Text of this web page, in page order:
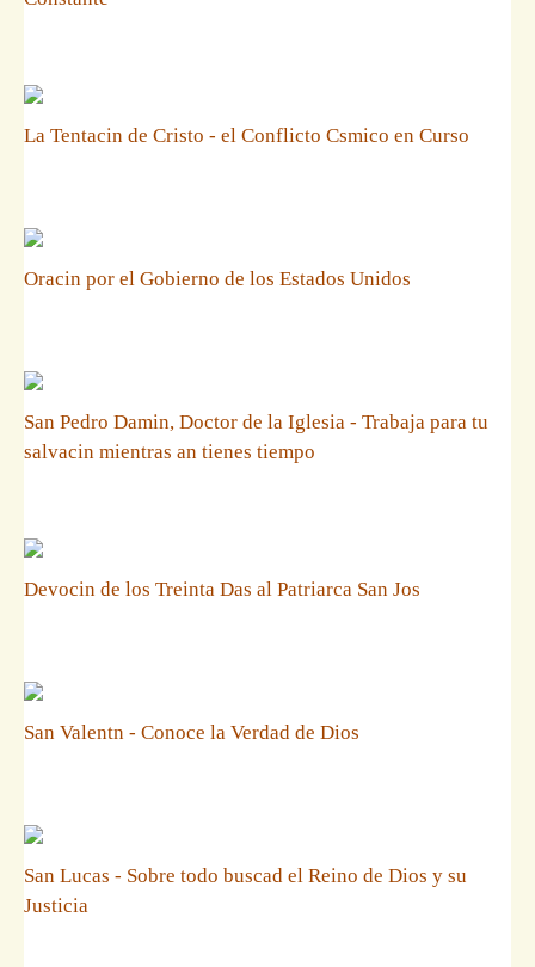
La Tentacin de Cristo - el Conflicto Csmico en Curso
Oracin por el Gobierno de los Estados Unidos
San Pedro Damin, Doctor de la Iglesia - Trabaja para tu
salvacin mientras an tienes tiempo
Devocin de los Treinta Das al Patriarca San Jos
San Valentn - Conoce la Verdad de Dios
San Lucas - Sobre todo buscad el Reino de Dios y su
Justicia